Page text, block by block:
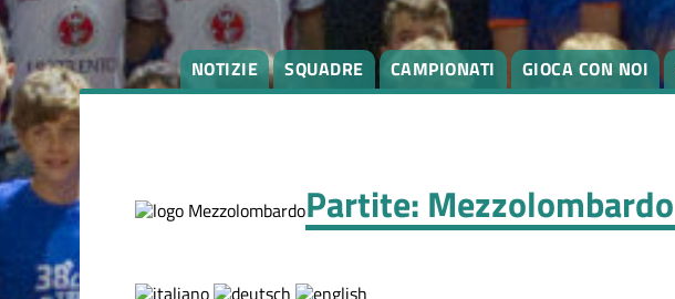
NOTIZIE SQUADRE CAMPIONATI GIOCA CON NOI
Partite: Mezzolombardo